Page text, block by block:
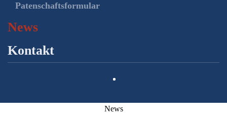
Patenschaftsformular
News
Kontakt
News